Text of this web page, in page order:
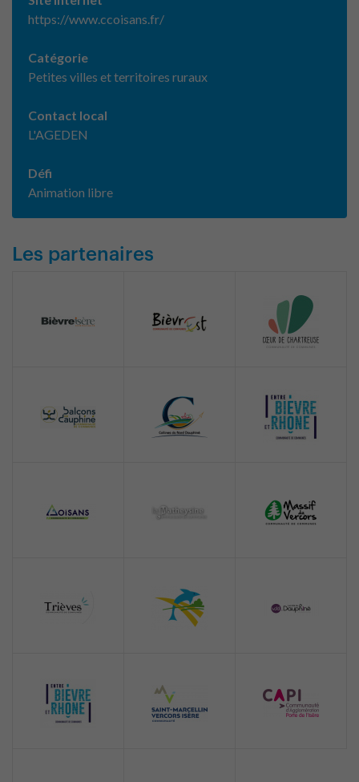
https://www.ccoisans.fr/
Catégorie
Petites villes et territoires ruraux
Contact local
L'AGEDEN
Défi
Animation libre
Les partenaires